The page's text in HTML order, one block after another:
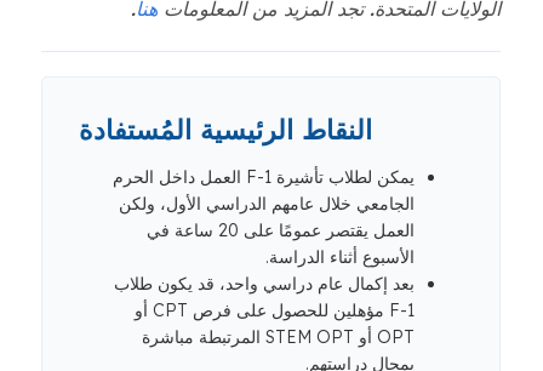
الولايات المتحدة. تجد المزيد من المعلومات هنا.
النقاط الرئيسية المُستفادة
يمكن لطلاب تأشيرة F-1 العمل داخل الحرم
الجامعي خلال عامهم الدراسي الأول، ولكن
العمل يقتصر عمومًا على 20 ساعة في
الأسبوع أثناء الدراسة.
بعد إكمال عام دراسي واحد، قد يكون طلاب
F-1 مؤهلين للحصول على فرص CPT أو
OPT أو STEM OPT المرتبطة مباشرة
بمجال دراستهم.